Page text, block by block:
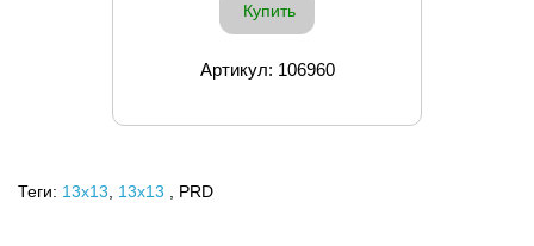
Купить
Артикул: 106960
Теги: 13x13 13х13 , PRD